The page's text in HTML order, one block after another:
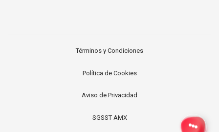
Términos y Condiciones
Política de Cookies
Aviso de Privacidad
SGSST AMX